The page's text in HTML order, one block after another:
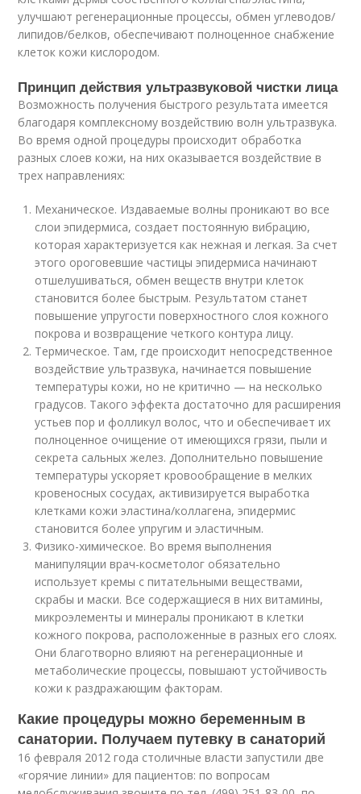
улучшают регенерационные процессы, обмен углеводов/
липидов/белков, обеспечивают полноценное снабжение
клеток кожи кислородом.
Принцип действия ультразвуковой чистки лица
Возможность получения быстрого результата имеется
благодаря комплексному воздействию волн ультразвука.
Во время одной процедуры происходит обработка
разных слоев кожи, на них оказывается воздействие в
трех направлениях:
Механическое. Издаваемые волны проникают во все
слои эпидермиса, создает постоянную вибрацию,
которая характеризуется как нежная и легкая. За счет
этого ороговевшие частицы эпидермиса начинают
отшелушиваться, обмен веществ внутри клеток
становится более быстрым. Результатом станет
повышение упругости поверхностного слоя кожного
покрова и возвращение четкого контура лицу.
Термическое. Там, где происходит непосредственное
воздействие ультразвука, начинается повышение
температуры кожи, но не критично — на несколько
градусов. Такого эффекта достаточно для расширения
устьев пор и фолликул волос, что и обеспечивает их
полноценное очищение от имеющихся грязи, пыли и
секрета сальных желез. Дополнительно повышение
температуры ускоряет кровообращение в мелких
кровеносных сосудах, активизируется выработка
клетками кожи эластина/коллагена, эпидермис
становится более упругим и эластичным.
Физико-химическое. Во время выполнения
манипуляции врач-косметолог обязательно
использует кремы с питательными веществами,
скрабы и маски. Все содержащиеся в них витамины,
микроэлементы и минералы проникают в клетки
кожного покрова, расположенные в разных его слоях.
Они благотворно влияют на регенерационные и
метаболические процессы, повышают устойчивость
кожи к раздражающим факторам.
Какие процедуры можно беременным в
санатории. Получаем путевку в санаторий
16 февраля 2012 года столичные власти запустили две
«горячие линии» для пациентов: по вопросам